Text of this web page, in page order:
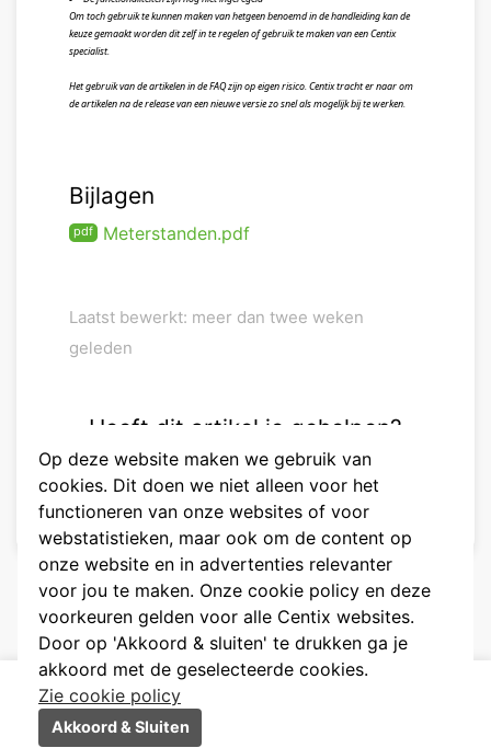
Op deze website maken we gebruik van
cookies. Dit doen we niet alleen voor het
functioneren van onze websites of voor
webstatistieken, maar ook om de content op
onze website en in advertenties relevanter
voor jou te maken. Onze cookie policy en deze
voorkeuren gelden voor alle Centix websites.
Door op 'Akkoord & sluiten' te drukken ga je
akkoord met de geselecteerde cookies.
Zie cookie policy
Akkoord & Sluiten
Om toch gebruik te kunnen maken van hetgeen benoemd in de handleiding kan de
keuze gemaakt worden dit zelf in te regelen of gebruik te maken van een Centix
specialist.
Het gebruik van de artikelen in de FAQ zijn op eigen risico. Centix tracht er naar om
de artikelen na de release van een nieuwe versie zo snel als mogelijk bij te werken.
Bijlagen
pdf Meterstanden.pdf
Laatst bewerkt: meer dan twee weken
geleden
Heeft dit artikel je geholpen?
😃 😐 😞
Taal